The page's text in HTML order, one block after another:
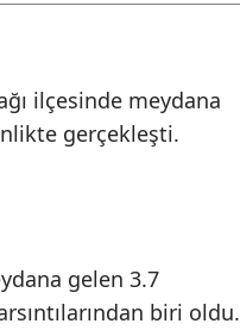
ilçesinde meydana
gerçekleşti.
gelen 3.7
biri oldu.